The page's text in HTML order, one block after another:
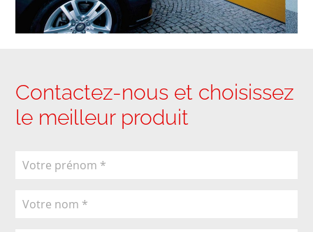
Contactez-nous et choisissez
le meilleur produit